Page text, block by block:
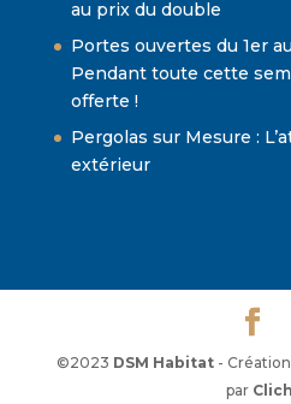
au prix du double
Portes ouvertes du 1er
Pendant toute cette
offerte !
Pergolas sur Mesure :
extérieur
©2023 DSM Habitat-
par